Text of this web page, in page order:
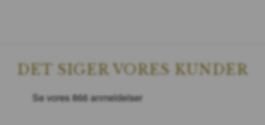
DET SIGER VORES KUNDER